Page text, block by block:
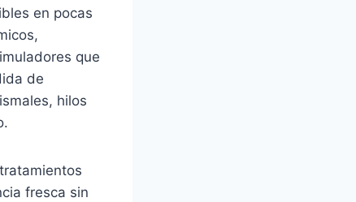
en pocas
que
de
hilos
fresca sin